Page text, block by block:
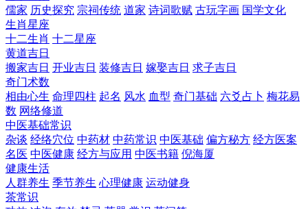
儒家 历史探究 宗祠传统 道家 诗词歌赋 古玩字画 国学文化
生肖星座
十二生肖 十二星座
黄道吉日
搬家吉日 开业吉日 装修吉日 嫁娶吉日 求子吉日
奇门术数
相由心生 命理四柱 起名 风水 血型 奇门基础 六爻占卜 梅花易
数 网络修道
中医基础常识
杂谈 经络穴位 中药材 中药常识 中医基础 偏方秘方 经方医案
名医 中医健康 经方与应用 中医书籍 倪海厦
健康生活
人群养生 季节养生 心理健康 运动健身
茶常识